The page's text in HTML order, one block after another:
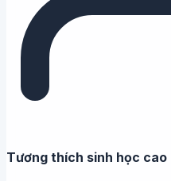
Tương thích sinh học cao